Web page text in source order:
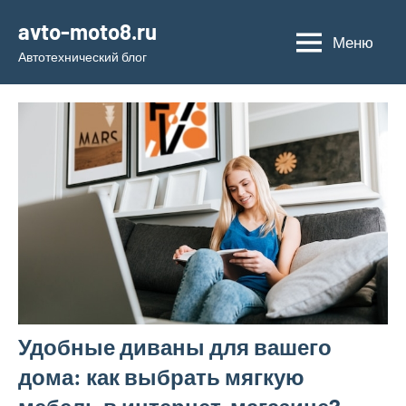
содержимому
avto-moto8.ru
Автотехнический блог
Меню
Удобные диваны для вашего
дома: как выбрать мягкую